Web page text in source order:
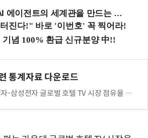
세계관을 만드는 지식 설계자로.. (8/20 강남역)
통계자료 다운로드
-삼성전자 글로벌 호텔 TV 시장 점유율 추이